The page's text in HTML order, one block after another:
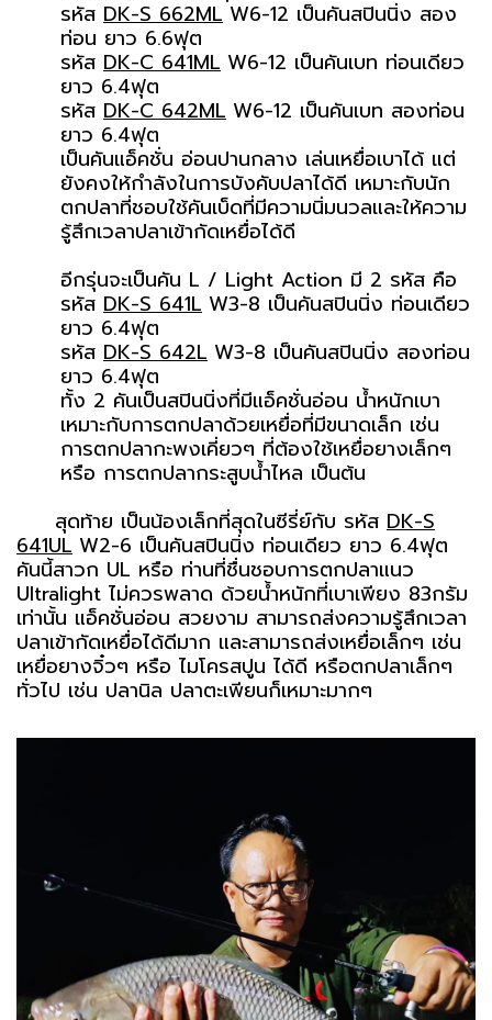
รหัส DK-S 662ML W6-12 เป็นคันสปินนิ่ง สอง
ท่อน ยาว 6.6ฟุต
รหัส DK-C 641ML W6-12 เป็นคันเบท ท่อนเดียว
ยาว 6.4ฟุต
รหัส DK-C 642ML W6-12 เป็นคันเบท สองท่อน
ยาว 6.4ฟุต
เป็นคันแอ็คชั่น อ่อนปานกลาง เล่นเหยื่อเบาได้ แต่
ยังคงให้กำลังในการบังคับปลาได้ดี เหมาะกับนัก
ตกปลาที่ชอบใช้คันเบ็ดที่มีความนิ่มนวลและให้ความ
รู้สึกเวลาปลาเข้ากัดเหยื่อได้ดี
อีกรุ่นจะเป็นคัน L / Light Action มี 2 รหัส คือ
รหัส DK-S 641L W3-8 เป็นคันสปินนิ่ง ท่อนเดียว
ยาว 6.4ฟุต
รหัส DK-S 642L W3-8 เป็นคันสปินนิ่ง สองท่อน
ยาว 6.4ฟุต
ทั้ง 2 คันเป็นสปินนิ่งที่มีแอ็คชั่นอ่อน น้ำหนักเบา
เหมาะกับการตกปลาด้วยเหยื่อที่มีขนาดเล็ก เช่น
การตกปลากะพงเคี่ยวๆ ที่ต้องใช้เหยื่อยางเล็กๆ
หรือ การตกปลากระสูบน้ำไหล เป็นต้น
สุดท้าย เป็นน้องเล็กที่สุดในซีรี่ย์กับ รหัส DK-S
641UL W2-6 เป็นคันสปินนิ่ง ท่อนเดียว ยาว 6.4ฟุต
คันนี้สาวก UL หรือ ท่านที่ชื่นชอบการตกปลาแนว
Ultralight ไม่ควรพลาด ด้วยน้ำหนักที่เบาเพียง 83กรัม
เท่านั้น แอ็คชั่นอ่อน สวยงาม สามารถส่งความรู้สึกเวลา
ปลาเข้ากัดเหยื่อได้ดีมาก และสามารถส่งเหยื่อเล็กๆ เช่น
เหยื่อยางจิ๋วๆ หรือ ไมโครสปูน ได้ดี หรือตกปลาเล็กๆ
ทั่วไป เช่น ปลานิล ปลาตะเพียนก็เหมาะมากๆ